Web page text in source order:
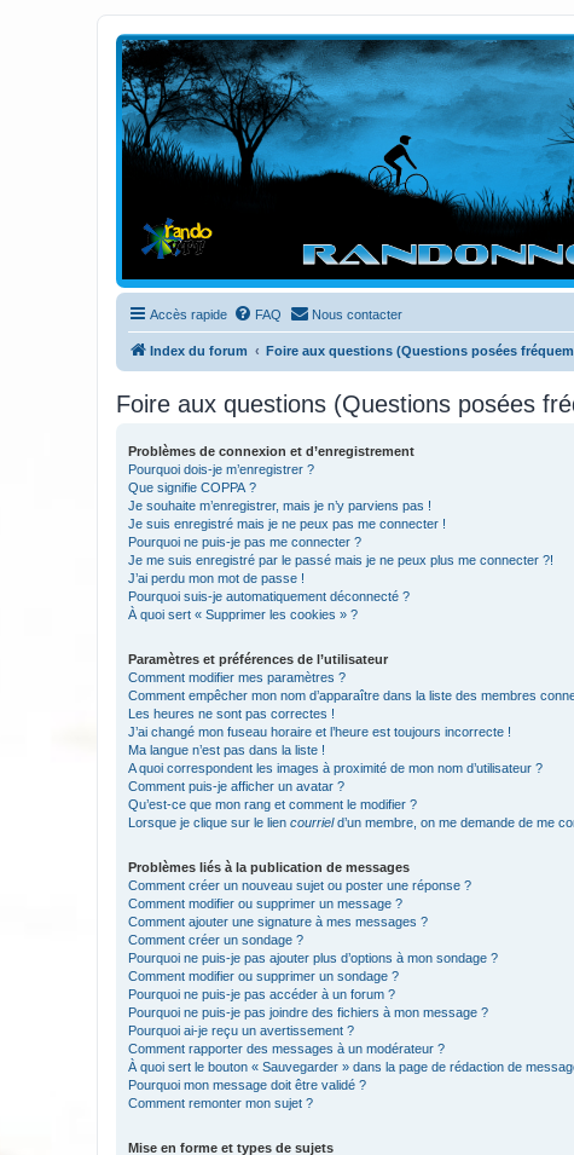
Randovttfree.fr
Bienvenue sur le site des randos vtt et pédestre de Bretagne . Bonne
Accès rapide FAQ Nous contacter
Index du forum Foire aux questions (Questions posées
Foire aux questions (Questions posées
Problèmes de connexion et d’enregistrement
Pourquoi dois-je m’enregistrer ?
Que signifie COPPA ?
Je souhaite m’enregistrer, mais je n’y parviens pas !
Je suis enregistré mais je ne peux pas me connecter !
Pourquoi ne puis-je pas me connecter ?
Je me suis enregistré par le passé mais je ne peux plus me connecter ?!
J’ai perdu mon mot de passe !
Pourquoi suis-je automatiquement déconnecté ?
À quoi sert « Supprimer les cookies » ?
Paramètres et préférences de l’utilisateur
Comment modifier mes paramètres ?
Comment empêcher mon nom d’apparaître dans la liste des membres
Les heures ne sont pas correctes !
J’ai changé mon fuseau horaire et l’heure est toujours incorrecte !
Ma langue n’est pas dans la liste !
A quoi correspondent les images à proximité de mon nom d’utilisateur ?
Comment puis-je afficher un avatar ?
Qu’est-ce que mon rang et comment le modifier ?
Lorsque je clique sur le lien courrield’un membre, on me demande de me
Problèmes liés à la publication de messages
Comment créer un nouveau sujet ou poster une réponse ?
Comment modifier ou supprimer un message ?
Comment ajouter une signature à mes messages ?
Comment créer un sondage ?
Pourquoi ne puis-je pas ajouter plus d’options à mon sondage ?
Comment modifier ou supprimer un sondage ?
Pourquoi ne puis-je pas accéder à un forum ?
Pourquoi ne puis-je pas joindre des fichiers à mon message ?
Pourquoi ai-je reçu un avertissement ?
Comment rapporter des messages à un modérateur ?
À quoi sert le bouton « Sauvegarder » dans la page de rédaction de
Pourquoi mon message doit être validé ?
Comment remonter mon sujet ?
Mise en forme et types de sujets